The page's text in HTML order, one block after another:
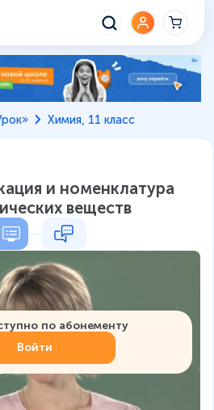
Химия, 11 класс
и номенклатура
веществ
по абонементу
Войти